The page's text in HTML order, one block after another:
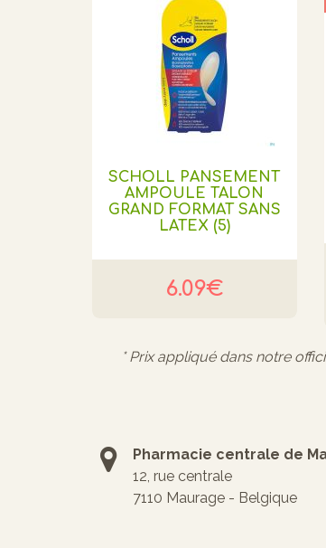
SCHOLL PANSEMENT
AMPOULE TALON
GRAND FORMAT SANS
LATEX (5)
6.09€
* Prix appliqué dans notre
Pharmacie centrale de
12, rue centrale
7110 Maurage - Belgique